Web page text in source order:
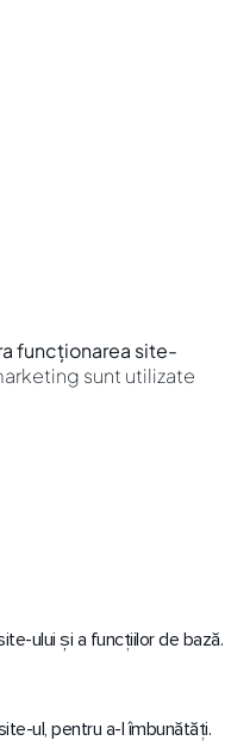
funcționarea site-
sunt utilizate
ului și a funcțiilor de bază.
ul, pentru a-l îmbunătăți.